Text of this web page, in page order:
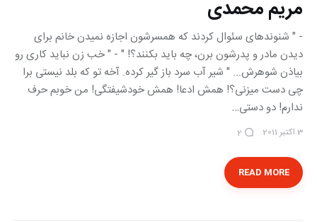
مریم محمدی
- " شنونده‎ای سئوال کردند که همسرشون اجازه نمیدن خانم برای
دیدن مادر و پدرشون برن، چه باید بکنند؟! " - " خب زن نباید کاری رو
بی‎اذن شوهرش... " شیر آب سرد باز گیر کرده. آخه تو که بلد نیستی برا
چی دست می‎زنی؟! همش ادعا! همش خودشیفتگی! من خوبم حرف
ندارم! دو دستی…
3 اکتبر 2011 2
READ MORE